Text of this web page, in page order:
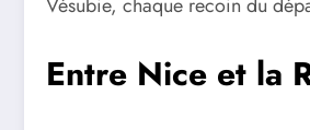
Vésubie, chaque recoin du
Entre Nice et la